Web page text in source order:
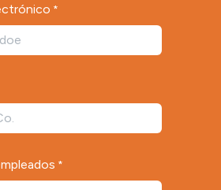
*
*